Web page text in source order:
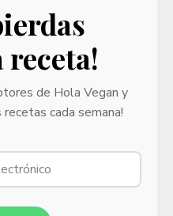
de Hola Vegan y
cada semana!